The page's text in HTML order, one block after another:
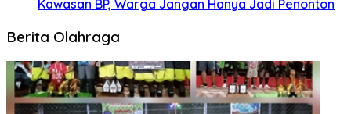
Kawasan BP, Warga Jangan Hanya Jadi Penonton
Berita Olahraga